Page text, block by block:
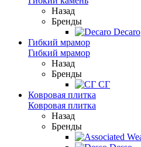
Назад
Бренды
Decaro
Гибкий мрамор
Гибкий мрамор
Назад
Бренды
СГ
Ковровая плитка
Ковровая плитка
Назад
Бренды